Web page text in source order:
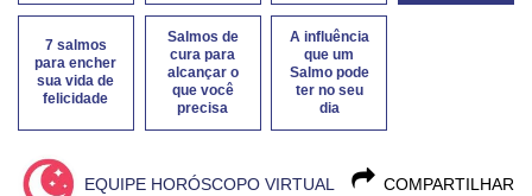
7 salmos
para encher
sua vida de
felicidade
Salmos de
cura para
alcançar o
que você
precisa
A influência
que um
Salmo pode
ter no seu
dia
COMPARTILHAR
EQUIPE HORÓSCOPO VIRTUAL